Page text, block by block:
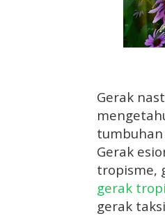
Gerak
tumbuhan
Gerak
tropisme,
gerak
gerak